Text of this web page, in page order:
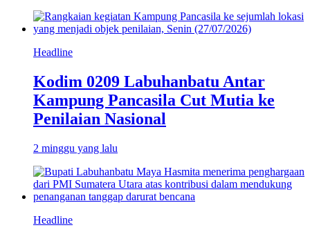
Headline
Kodim 0209 Labuhanbatu Antar
Kampung Pancasila Cut Mutia ke
Penilaian Nasional
2 minggu yang lalu
Headline